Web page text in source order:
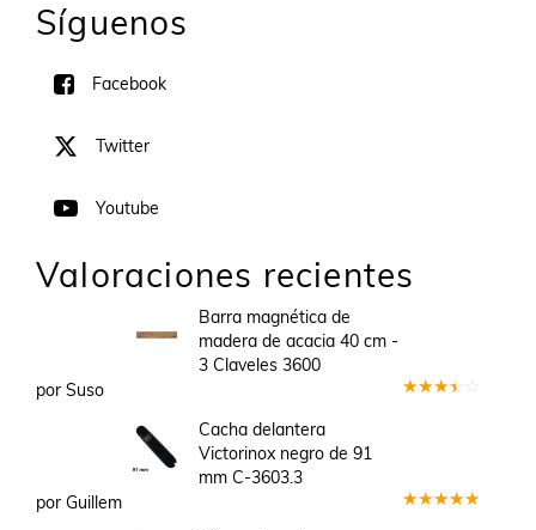
Síguenos
Facebook
Twitter
Youtube
Valoraciones recientes
Barra magnética de
madera de acacia 40 cm -
3 Claveles 3600
por Suso
Cacha delantera
Victorinox negro de 91
mm C-3603.3
por Guillem